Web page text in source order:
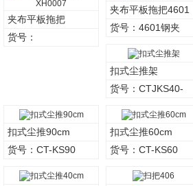
夹布平板拖把
XH0007
货号：
夹布平板拖把4601
货号：4601钢夹
扣式尘推架
货号：CTJKS40-
扣式尘推90cm
货号：CT-KS90
扣式尘推60cm
货号：CT-KS60